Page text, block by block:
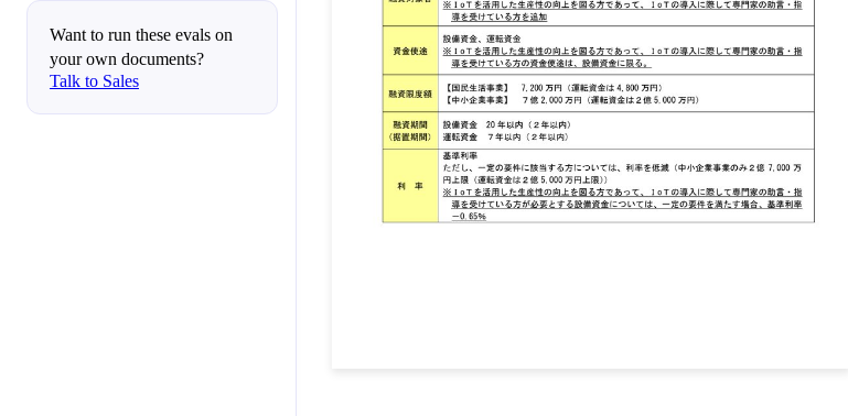
Want to run these evals on
your own documents?
Talk to Sales